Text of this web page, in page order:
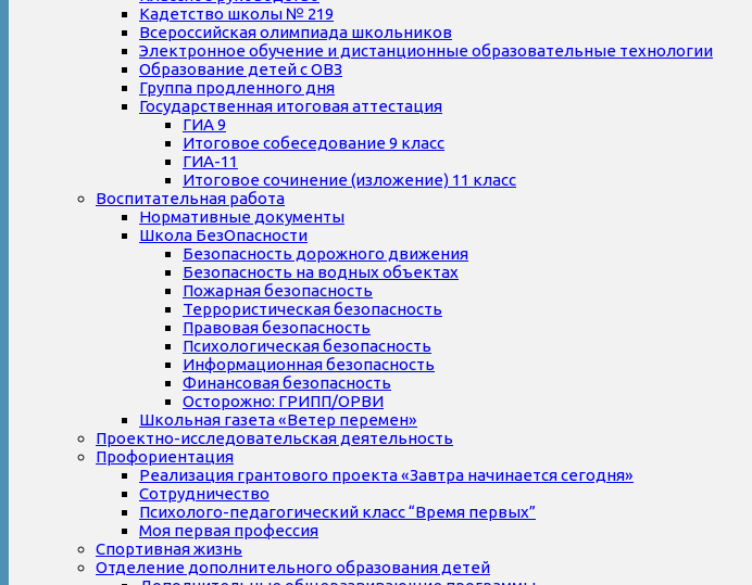
Кадетство школы № 219
Всероссийская олимпиада школьников
Электронное обучение и дистанционные образовательные технологии
Образование детей с ОВЗ
Группа продленного дня
Государственная итоговая аттестация
ГИА 9
Итоговое собеседование 9 класс
ГИА-11
Итоговое сочинение (изложение) 11 класс
Воспитательная работа
Нормативные документы
Школа БезОпасности
Безопасность дорожного движения
Безопасность на водных объектах
Пожарная безопасность
Террористическая безопасность
Правовая безопасность
Психологическая безопасность
Информационная безопасность
Финансовая безопасность
Осторожно: ГРИПП/ОРВИ
Школьная газета «Ветер перемен»
Проектно-исследовательская деятельность
Профориентация
Реализация грантового проекта «Завтра начинается сегодня»
Сотрудничество
Психолого-педагогический класс “Время первых”
Моя первая профессия
Спортивная жизнь
Отделение дополнительного образования детей